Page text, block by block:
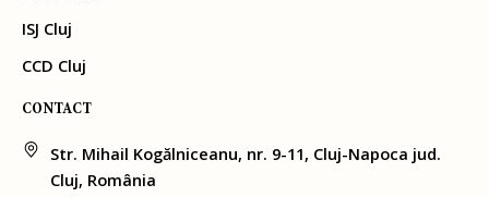
ISJ Cluj
CCD Cluj
CONTACT
Str. Mihail Kogălniceanu, nr. 9-11, Cluj-Napoca jud.
Cluj, România